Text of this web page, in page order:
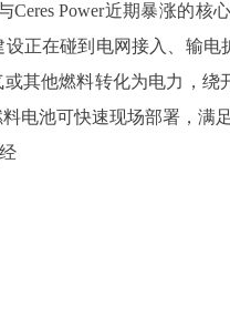
Ceres Power近期暴涨的
正在碰到电网接入、输
其他燃料转化为电力，
电池可快速现场部署，满